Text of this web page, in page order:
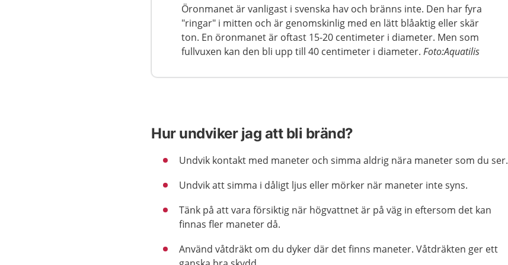
Öronmanet är vanligast i svenska hav och bränns inte. Den har fyra
"ringar" i mitten och är genomskinlig med en lätt blåaktig eller skär
ton. En öronmanet är oftast 15-20 centimeter i diameter. Men som
fullvuxen kan den bli upp till 40 centimeter i diameter.Foto:Aquatilis
Hur undviker jag att bli bränd?
Undvik kontakt med maneter och simma aldrig nära maneter som du ser.
Undvik att simma i dåligt ljus eller mörker när maneter inte syns.
Tänk på att vara försiktig när högvattnet är på väg in eftersom det kan
finnas fler maneter då.
Använd våtdräkt om du dyker där det finns maneter. Våtdräkten ger ett